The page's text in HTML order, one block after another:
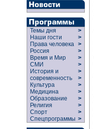
Темы дня
>
Наши гости
>
Права человека >
Россия
>
Время и Мир
>
СМИ
>
История и
современность
>
>
Культура
>
Медицина
>
Образование
>
Религия
>
Спорт
>
Спецпрограммы >